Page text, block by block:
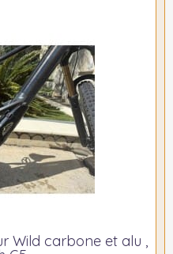
Wild carbone et alu ,